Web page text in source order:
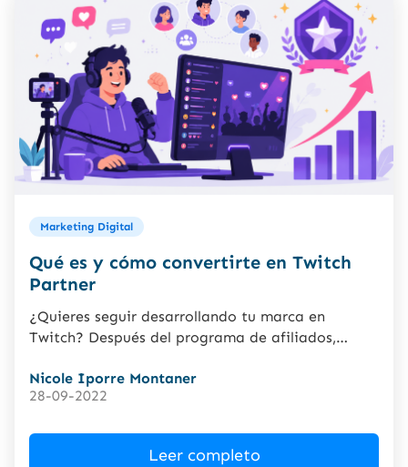
Marketing Digital
Qué es y cómo convertirte en Twitch
Partner
¿Quieres seguir desarrollando tu marca en
Twitch? Después del programa de afiliados,
Nicole Iporre Montaner
28-09-2022
Leer completo